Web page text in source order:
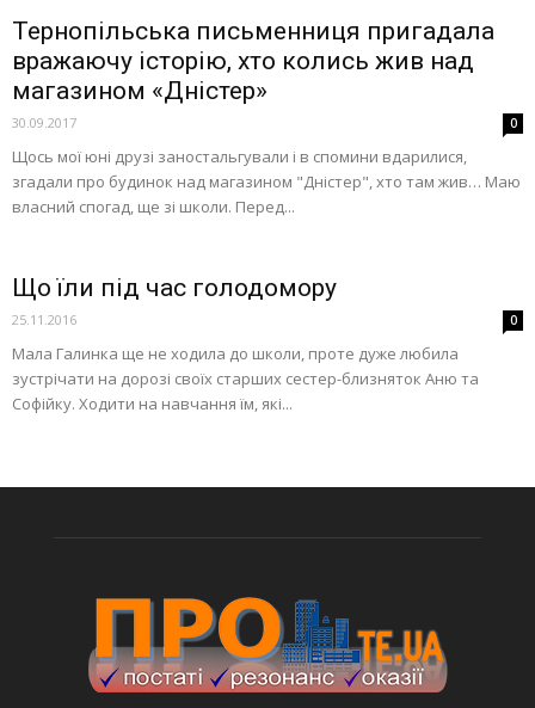
Тернопільська письменниця пригадала
вражаючу історію, хто колись жив над
магазином «Дністер»
30.09.2017 0
Щось мої юні друзі заностальгували і в спомини вдарилися,
згадали про будинок над магазином "Дністер", хто там жив… Маю
власний спогад, ще зі школи. Перед...
Що їли під час голодомору
25.11.2016 0
Мала Галинка ще не ходила до школи, проте дуже любила
зустрічати на дорозі своїх старших сестер-близняток Аню та
Софійку. Ходити на навчання їм, які...